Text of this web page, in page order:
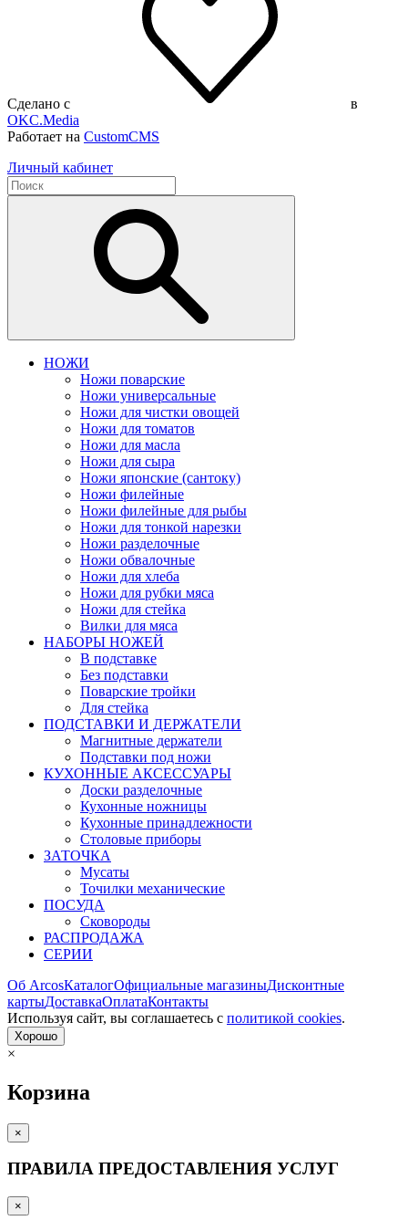
Сделано с
в
OKC.Media
Работает на CustomCMS
Личный кабинет
НОЖИ
Ножи поварские
Ножи универсальные
Ножи для чистки овощей
Ножи для томатов
Ножи для масла
Ножи для сыра
Ножи японские (сантоку)
Ножи филейные
Ножи филейные для рыбы
Ножи для тонкой нарезки
Ножи разделочные
Ножи обвалочные
Ножи для хлеба
Ножи для рубки мяса
Ножи для стейка
Вилки для мяса
НАБОРЫ НОЖЕЙ
В подставке
Без подставки
Поварские тройки
Для стейка
ПОДСТАВКИ И ДЕРЖАТЕЛИ
Магнитные держатели
Подставки под ножи
КУХОННЫЕ АКСЕССУАРЫ
Доски разделочные
Кухонные ножницы
Кухонные принадлежности
Столовые приборы
ЗАТОЧКА
Мусаты
Точилки механические
ПОСУДА
Сковороды
РАСПРОДАЖА
СЕРИИ
Об ArcosКаталогОфициальные магазиныДисконтные
картыДоставкаОплатаКонтакты
Используя сайт, вы согла­шаетесь с политикой cookies.
Хорошо
×
Корзина
×
ПРАВИЛА ПРЕДОСТАВЛЕНИЯ УСЛУГ
×